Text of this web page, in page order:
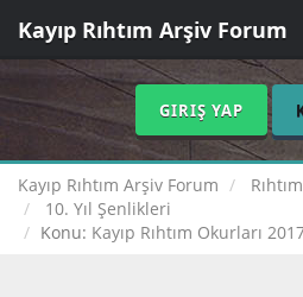
Kayıp Rıhtım Arşiv Forum
GIRIŞ YAP
Kayıp Rıhtım Arşiv Forum
10. Yıl Şenlikleri
Konu: Kayıp Rıhtım Okurları